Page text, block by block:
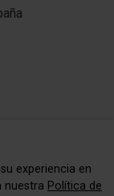
add
experiencia en
nuestra Política de